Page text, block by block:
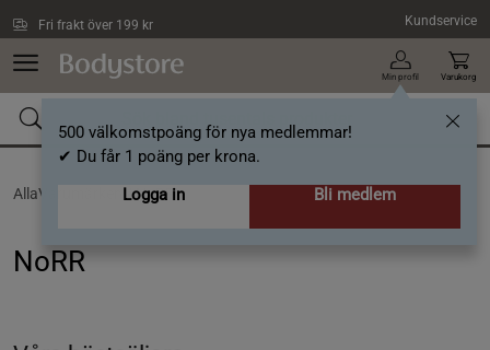
Fri frakt över 199 kr Kundservice
Min profil
500 välkomstpoäng för nya medlemmar!
✔ Du får 1 poäng per krona.
Logga in
Bli medlem
Varukorg
AllaVarumärken /NoRR
NoRR